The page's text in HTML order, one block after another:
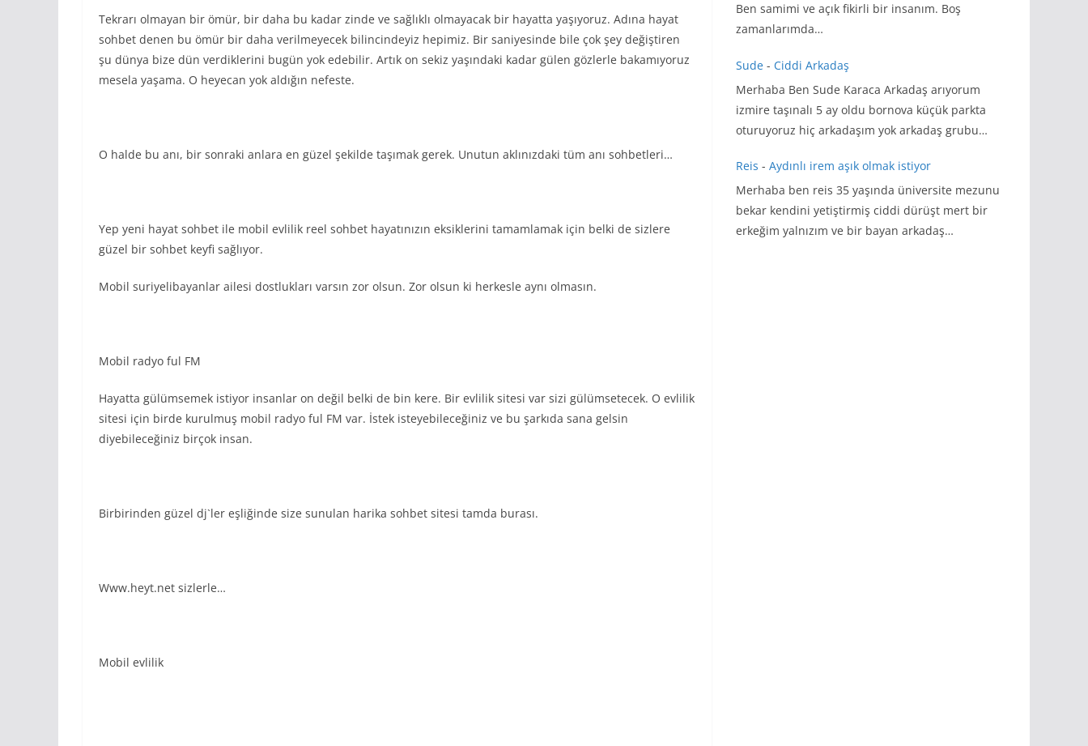
Tekrarı olmayan bir ömür, bir daha bu kadar zinde ve sağlıklı olmayacak bir hayatta yaşıyoruz. Adına hayat
sohbet denen bu ömür bir daha verilmeyecek bilincindeyiz hepimiz. Bir saniyesinde bile çok şey değiştiren
şu dünya bize dün verdiklerini bugün yok edebilir. Artık on sekiz yaşındaki kadar gülen gözlerle bakamıyoruz
mesela yaşama. O heyecan yok aldığın nefeste.
O halde bu anı, bir sonraki anlara en güzel şekilde taşımak gerek. Unutun aklınızdaki tüm anı sohbetleri…
Yep yeni hayat sohbet ile mobil evlilik reel sohbet hayatınızın eksiklerini tamamlamak için belki de sizlere
güzel bir sohbet keyfi sağlıyor.
Mobil suriyelibayanlar ailesi dostlukları varsın zor olsun. Zor olsun ki herkesle aynı olmasın.
Mobil radyo ful FM
Hayatta gülümsemek istiyor insanlar on değil belki de bin kere. Bir evlilik sitesi var sizi gülümsetecek. O evlilik
sitesi için birde kurulmuş mobil radyo ful FM var. İstek isteyebileceğiniz ve bu şarkıda sana gelsin
diyebileceğiniz birçok insan.
Birbirinden güzel dj`ler eşliğinde size sunulan harika sohbet sitesi tamda burası.
Www.heyt.net sizlerle…
Mobil evlilik
Ben samimi ve açık fikirli bir insanım. Boş
zamanlarımda…
Sude - Ciddi Arkadaş
Merhaba Ben Sude Karaca Arkadaş arıyorum
izmire taşınalı 5 ay oldu bornova küçük parkta
oturuyoruz hiç arkadaşım yok arkadaş grubu…
Reis - Aydınlı irem aşık olmak istiyor
Merhaba ben reis 35 yaşında üniversite mezunu
bekar kendini yetiştirmiş ciddi dürüşt mert bir
erkeğim yalnızım ve bir bayan arkadaş…